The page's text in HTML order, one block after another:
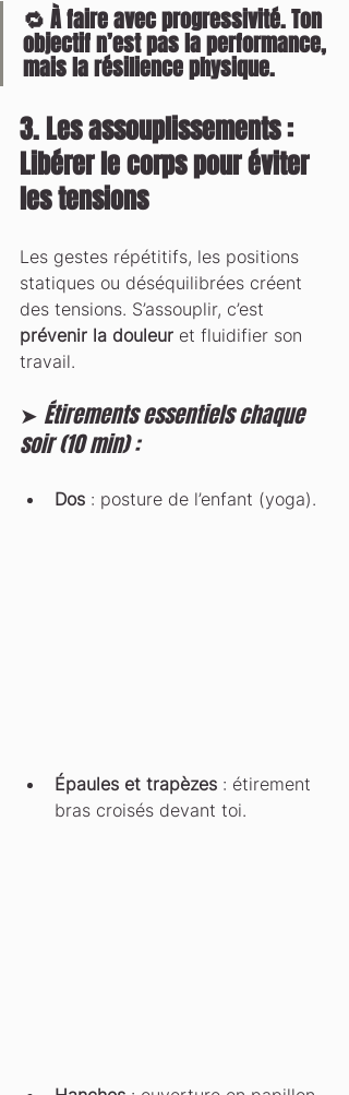
🔁 À faire avec progressivité. Ton
objectif n’est pas la performance,
mais la résilience physique.
3. Les assouplissements :
Libérer le corps pour éviter
les tensions
Les gestes répétitifs, les positions
statiques ou déséquilibrées créent
des tensions. S’assouplir, c’est
prévenir la douleur et fluidifier son
travail.
➤ Étirements essentiels chaque
soir (10 min) :
Dos : posture de l’enfant (yoga).
Épaules et trapèzes : étirement
bras croisés devant toi.